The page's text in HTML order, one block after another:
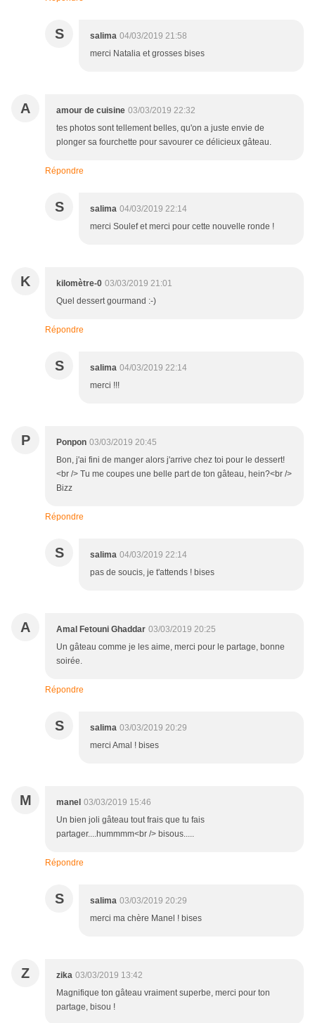
S salima 04/03/2019 21:58
merci Natalia et grosses bises
A amour de cuisine 03/03/2019 22:32
tes photos sont tellement belles, qu'on a juste envie de
plonger sa fourchette pour savourer ce délicieux gâteau.
Répondre
S salima 04/03/2019 22:14
merci Soulef et merci pour cette nouvelle ronde !
K kilomètre-0 03/03/2019 21:01
Quel dessert gourmand :-)
Répondre
S salima 04/03/2019 22:14
merci !!!
P Ponpon 03/03/2019 20:45
Bon, j'ai fini de manger alors j'arrive chez toi pour le dessert!
<br /> Tu me coupes une belle part de ton gâteau, hein?<br />
Bizz
Répondre
S salima 04/03/2019 22:14
pas de soucis, je t'attends ! bises
A Amal Fetouni Ghaddar 03/03/2019 20:25
Un gâteau comme je les aime, merci pour le partage, bonne
soirée.
Répondre
S salima 03/03/2019 20:29
merci Amal ! bises
M manel 03/03/2019 15:46
Un bien joli gâteau tout frais que tu fais
partager....hummmm<br /> bisous.....
Répondre
S salima 03/03/2019 20:29
merci ma chère Manel ! bises
Z zika 03/03/2019 13:42
Magnifique ton gâteau vraiment superbe, merci pour ton
partage, bisou !